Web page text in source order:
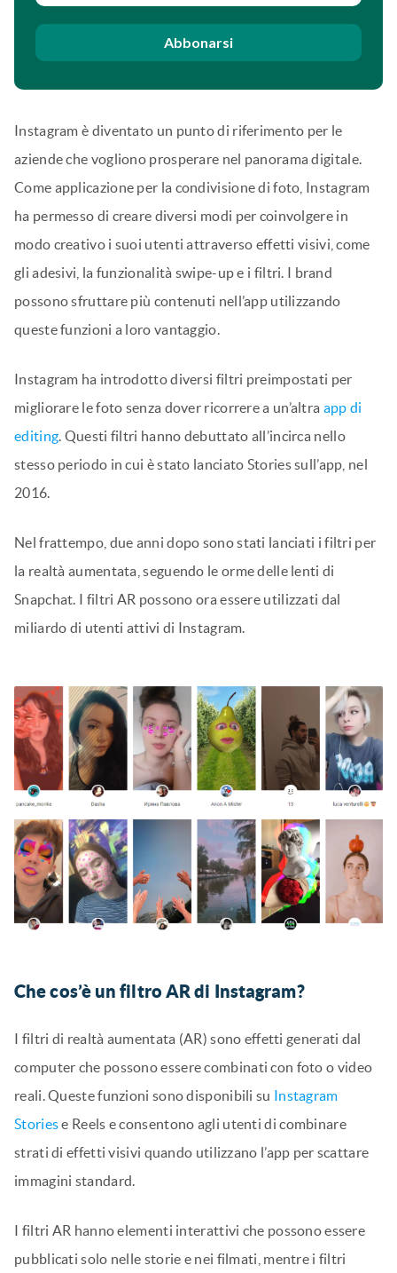
Abbonarsi
Instagram è diventato un punto di riferimento per le
aziende che vogliono prosperare nel panorama digitale.
Come applicazione per la condivisione di foto, Instagram
ha permesso di creare diversi modi per coinvolgere in
modo creativo i suoi utenti attraverso effetti visivi, come
gli adesivi, la funzionalità swipe-up e i filtri. I brand
possono sfruttare più contenuti nell’app utilizzando
queste funzioni a loro vantaggio.
Instagram ha introdotto diversi filtri preimpostati per
migliorare le foto senza dover ricorrere a un’altra app di
editing . Questi filtri hanno debuttato all’incirca nello
stesso periodo in cui è stato lanciato Stories sull’app, nel
2016.
Nel frattempo, due anni dopo sono stati lanciati i filtri per
la realtà aumentata, seguendo le orme delle lenti di
Snapchat. I filtri AR possono ora essere utilizzati dal
miliardo di utenti attivi di Instagram.
Che cos’è un filtro AR di Instagram?
I filtri di realtà aumentata (AR) sono effetti generati dal
computer che possono essere combinati con foto o video
reali. Queste funzioni sono disponibili su Instagram
Storiese Reels e consentono agli utenti di combinare
strati di effetti visivi quando utilizzano l’app per scattare
immagini standard.
I filtri AR hanno elementi interattivi che possono essere
pubblicati solo nelle storie e nei filmati, mentre i filtri